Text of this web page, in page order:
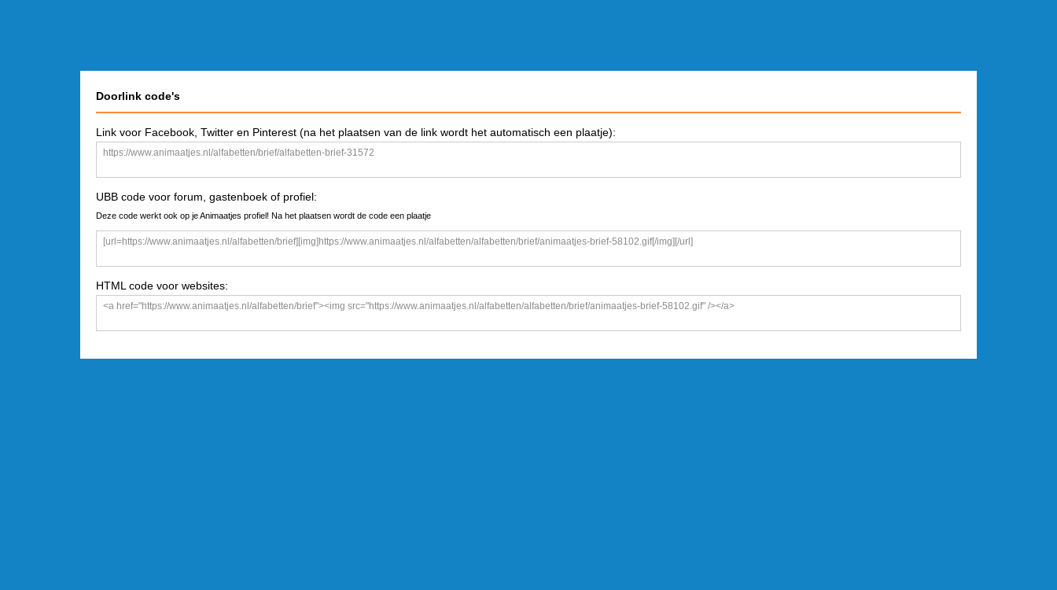
Doorlink code's
Link voor Facebook, Twitter en Pinterest (na het plaatsen van de link wordt het automatisch een plaatje):
UBB code voor forum, gastenboek of profiel:
Deze code werkt ook op je Animaatjes profiel! Na het plaatsen wordt de code een plaatje
HTML code voor websites: